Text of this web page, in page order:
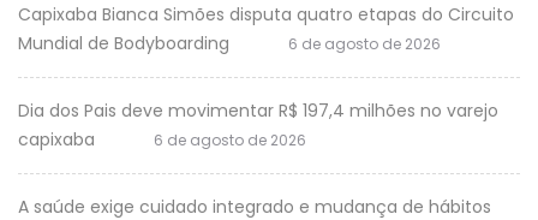
Capixaba Bianca Simões disputa quatro etapas do Circuito
Mundial de Bodyboarding
6 de agosto de 2026
Dia dos Pais deve movimentar R$ 197,4 milhões no varejo
capixaba
6 de agosto de 2026
A saúde exige cuidado integrado e mudança de hábitos